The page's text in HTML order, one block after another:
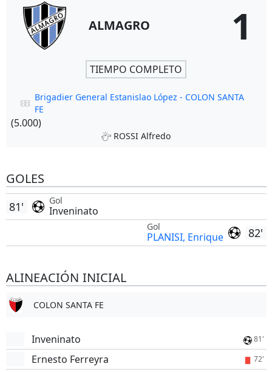
ALMAGRO 1
TIEMPO COMPLETO
Brigadier General Estanislao López - COLON SANTA
FE
(5.000)
ROSSI Alfredo
GOLES
Gol
Inveninato
81'
82'
Gol
PLANISI, Enrique
ALINEACIÓN INICIAL
COLON SANTA FE
Inveninato 81'
Ernesto Ferreyra 72'